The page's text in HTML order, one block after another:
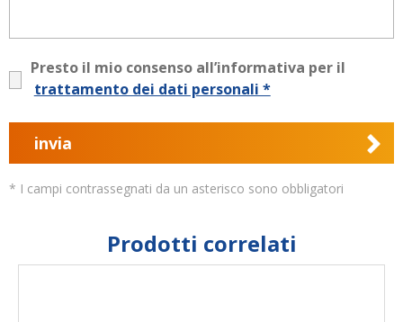
Presto il mio consenso all’informativa per il
trattamento dei dati personali *
invia
* I campi contrassegnati da un asterisco sono obbligatori
Prodotti correlati